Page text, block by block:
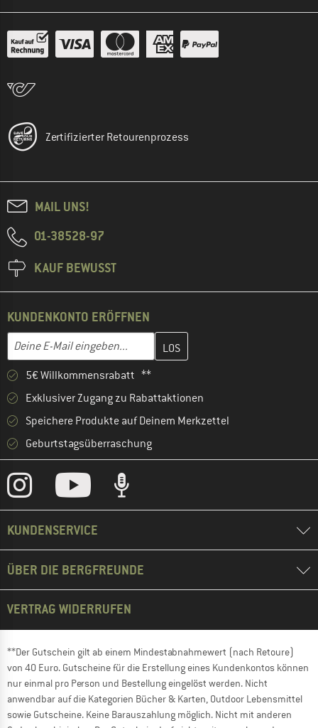
Zertifizierter Retourenprozess
MAIL UNS!
01-38528-97
KAUF BEWUSST
KUNDENKONTO ERÖFFNEN
E-Mail-Adresse
Gib hier deine E-Mail-Adresse ein und erstelle im nächsten
5€ Willkommensrabatt **
Exklusiver Zugang zu Rabattaktionen
Speichere Produkte auf Deinem Merkzettel
Geburtstagsüberraschung
KUNDENSERVICE
ÜBER DIE BERGFREUNDE
VERTRAG WIDERRUFEN
**Der Gutschein gilt ab einem Mindestabnahmewert (nach Retoure)
von 40 Euro. Gutscheine für die Erstellung eines Kundenkontos können
nur einmal pro Person und Bestellung eingelöst werden. Nicht
anwendbar auf die Kategorien Bücher & Karten, Outdoor Lebensmittel
sowie Gutscheine. Keine Barauszahlung möglich. Nicht mit anderen